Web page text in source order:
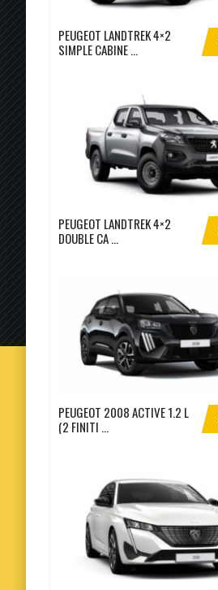
PEUGEOT LANDTREK 4×2
SIMPLE CABINE ...
PEUGEOT LANDTREK 4×2
DOUBLE CA ...
PEUGEOT 2008 ACTIVE 1.2 L
(2 FINITI ...